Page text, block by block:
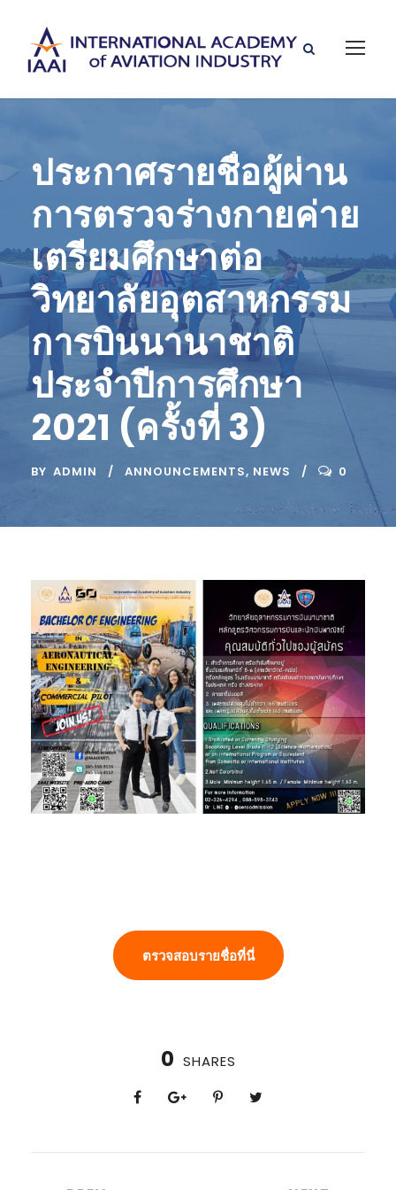
ประกาศรายชื่อผู้ผ่าน
การตรวจร่างกายค่าย
เตรียมศึกษาต่อ
วิทยาลัยอุตสาหกรรม
การบินนานาชาติ
ประจำปีการศึกษา
2021 (ครั้งที่ 3)
BY ADMIN ANNOUNCEMENTS, NEWS 0
ตรวจสอบรายชื่อที่นี่
0 SHARES